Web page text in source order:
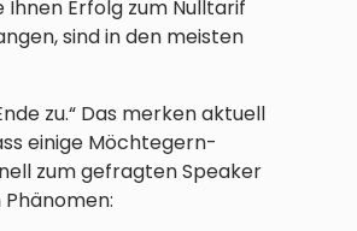
Erfolg zum Nulltarif
sind in den meisten
zu.“ Das merken aktuell
einige Möchtegern-
zum gefragten Speaker